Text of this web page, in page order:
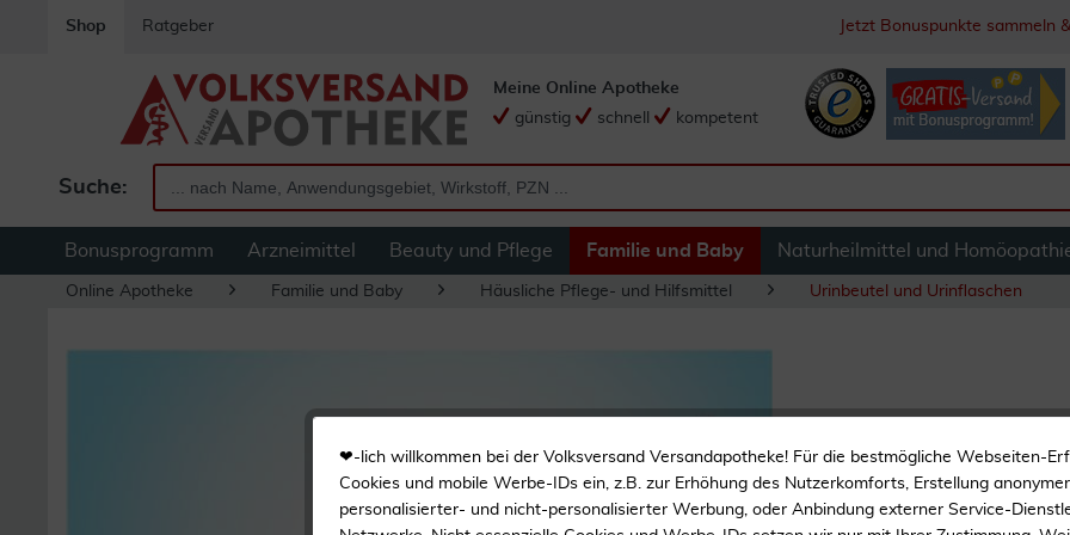
Shop Ratgeber Jetzt Bonuspunkte sammeln
Suche:
Meine Online Apotheke
günstig
schnell kompetent
Bonusprogramm Arzneimittel Beauty und Pflege Familie und Baby Naturheilmittel und
Online Apotheke Familie und Baby Häusliche Pflege- und Hilfsmittel Urinbeutel und Urinflaschen
Speziell gekrümmte Form
❤-lich willkommen bei der Volksversand Versandapotheke! Für die bestmögliche Webseiten-
Cookies und mobile Werbe-IDs ein, z.B. zur Erhöhung des Nutzerkomforts, Erstellung
personalisierter- und nicht-personalisierter Werbung, oder Anbindung externer Service-